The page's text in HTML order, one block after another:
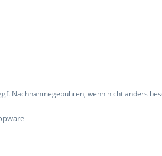
Nachnahmegebühren, wenn nicht anders